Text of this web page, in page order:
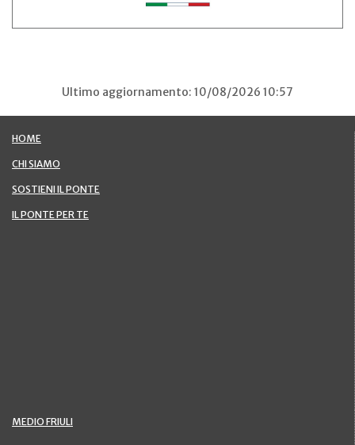
Ultimo aggiornamento: 10/08/2026 10:57
HOME
CHI SIAMO
SOSTIENI IL PONTE
IL PONTE PER TE
MEDIO FRIULI